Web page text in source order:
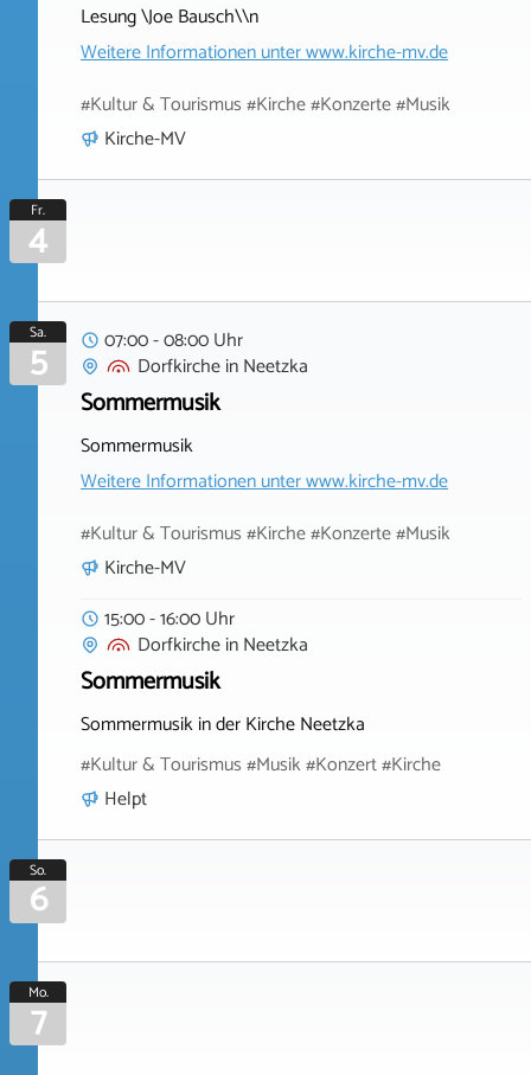
Lesung \Joe Bausch\\n
Weitere Informationen unterwww.kirche-mv.de
#Kultur & Tourismus #Kirche #Konzerte #Musik
Kirche-MV
Fr.
4
Sa.
5
07:00 - 08:00 Uhr
DorfkircheinNeetzka
Sommermusik
Sommermusik
Weitere Informationen unterwww.kirche-mv.de
#Kultur & Tourismus #Kirche #Konzerte #Musik
Kirche-MV
15:00 - 16:00 Uhr
DorfkircheinNeetzka
Sommermusik
Sommermusik in der Kirche Neetzka
#Kultur & Tourismus #Musik #Konzert #Kirche
Helpt
So.
6
Mo.
7